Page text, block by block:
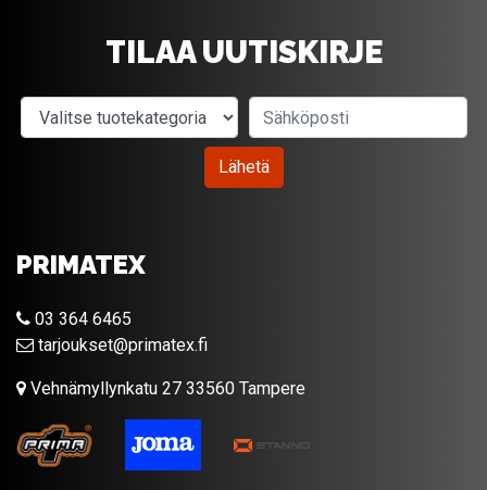
TILAA UUTISKIRJE
Valitse tuotekategoria
Lähetä
PRIMATEX
03 364 6465
tarjoukset@primatex.fi
Vehnämyllynkatu 27 33560 Tampere